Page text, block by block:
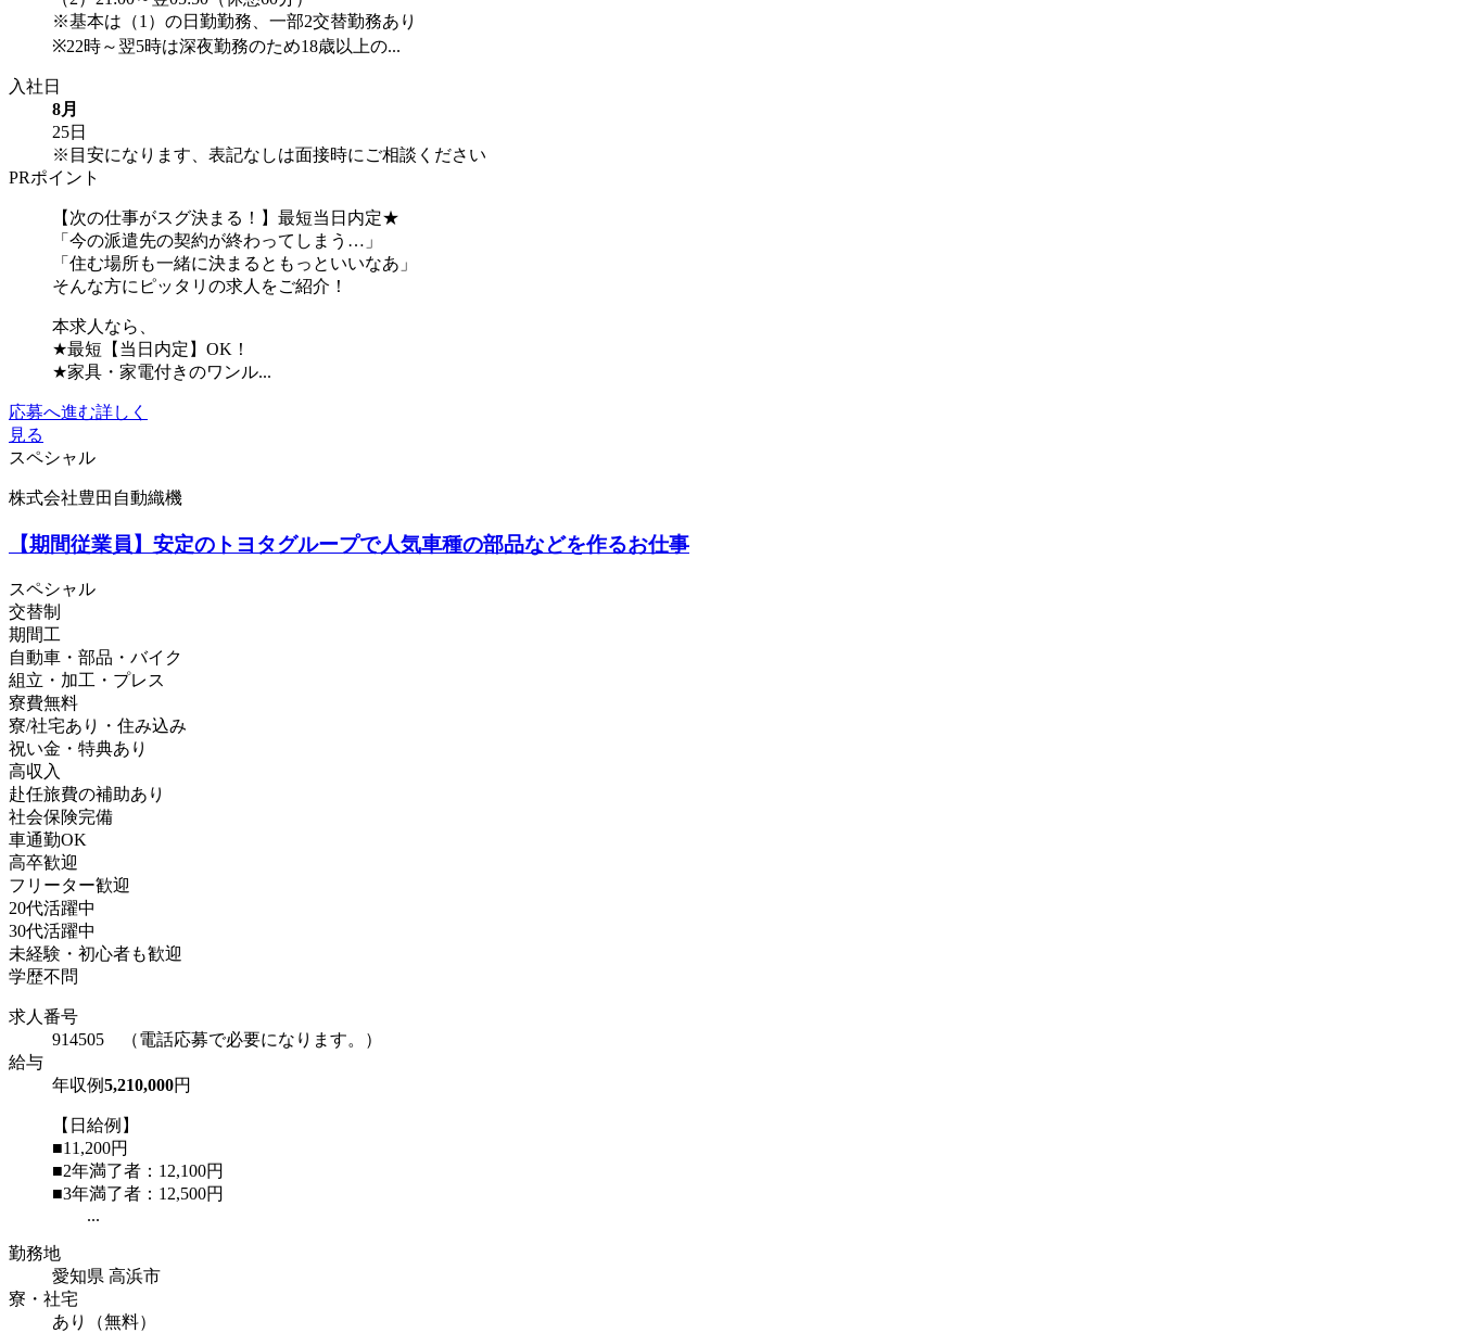
※基本は（1）の日勤勤務、一部2交替勤務あり
※22時～翌5時は深夜勤務のため18歳以上の...
入社日
8月
25日
※目安になります、表記なしは面接時にご相談ください
PRポイント
【次の仕事がスグ決まる！】最短当日内定★
「今の派遣先の契約が終わってしまう…」
「住む場所も一緒に決まるともっといいなあ」
そんな方にピッタリの求人をご紹介！
本求人なら、
★最短【当日内定】OK！
★家具・家電付きのワンル...
応募へ進む詳しく
見る
スペシャル
株式会社豊田自動織機
【期間従業員】安定のトヨタグループで人気車種の部品などを作るお仕事
スペシャル
交替制
期間工
自動車・部品・バイク
組立・加工・プレス
寮費無料
寮/社宅あり・住み込み
祝い金・特典あり
高収入
赴任旅費の補助あり
社会保険完備
車通勤OK
高卒歓迎
フリーター歓迎
20代活躍中
30代活躍中
未経験・初心者も歓迎
学歴不問
求人番号
914505 （電話応募で必要になります。）
給与
年収例5,210,000円
【日給例】
■11,200円
■2年満了者：12,100円
■3年満了者：12,500円
...
勤務地
愛知県 高浜市
寮・社宅
あり（無料）